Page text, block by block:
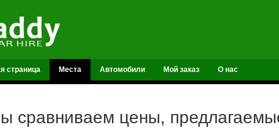
страница Места Автомобили Мой заказ О нас
сравниваем цены,